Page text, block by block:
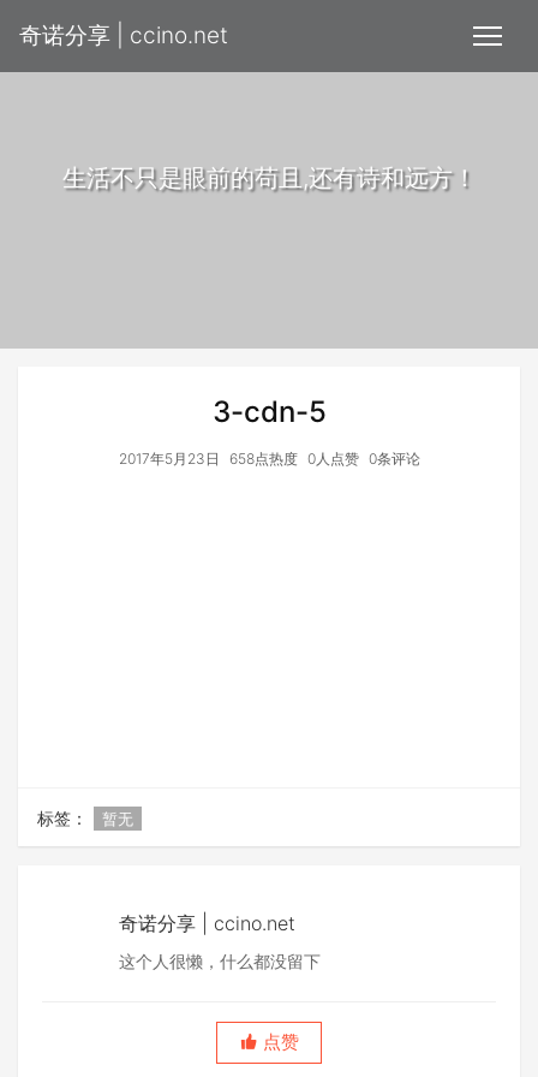
奇诺分享 | ccino.net
生活不只是眼前的苟且,还有诗和远方！
3-cdn-5
2017年5月23日 658点热度 0人点赞 0条评论
标签： 暂无
奇诺分享 | ccino.net
这个人很懒，什么都没留下
点赞